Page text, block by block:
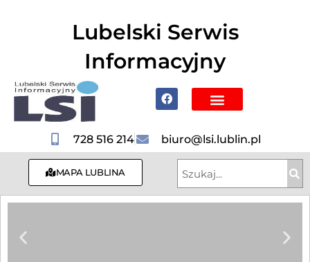
Lubelski Serwis
Informacyjny
728 516 214 biuro@lsi.lublin.pl
MAPA LUBLINA